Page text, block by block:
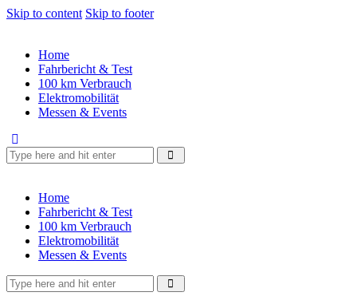
Skip to content Skip to footer
Home
Fahrbericht & Test
100 km Verbrauch
Elektromobilität
Messen & Events
Home
Fahrbericht & Test
100 km Verbrauch
Elektromobilität
Messen & Events